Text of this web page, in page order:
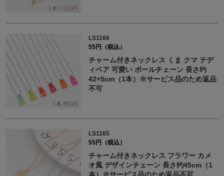
LS1166
55円（税込）
チャーム付きネックレス くま クマ テデ
ィベア 可愛い ボールチェーン 長さ约
42+5cm（1本）※サービス品のため返品
不可
LS1165
55円（税込）
チャーム付きネックレス フラワー カメ
オ風 デザインチェーン 長さ约45cm（1